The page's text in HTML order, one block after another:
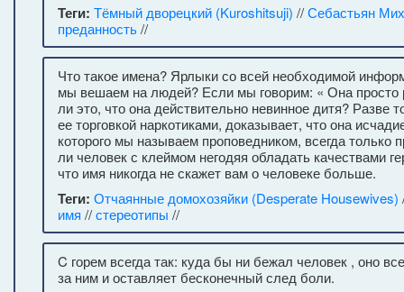
Теги: Тёмный дворецкий (Kuroshitsuji) //Себастьян
преданность//
Что такое имена? Ярлыки со всей необходимой
мы вешаем на людей? Если мы говорим: « Она просто
ли это, что она действительно невинное дитя? Разве
ее торговкой наркотиками, доказывает, что она
которого мы называем проповедником, всегда только
ли человек с клеймом негодяя обладать качествами
что имя никогда не скажет вам о человеке больше.
Теги: Отчаянные домохозяйки (Desperate Housewives)
имя //стереотипы //
C горем всегда так: куда бы ни бежал человек , оно
за ним и оставляет бесконечный след боли.